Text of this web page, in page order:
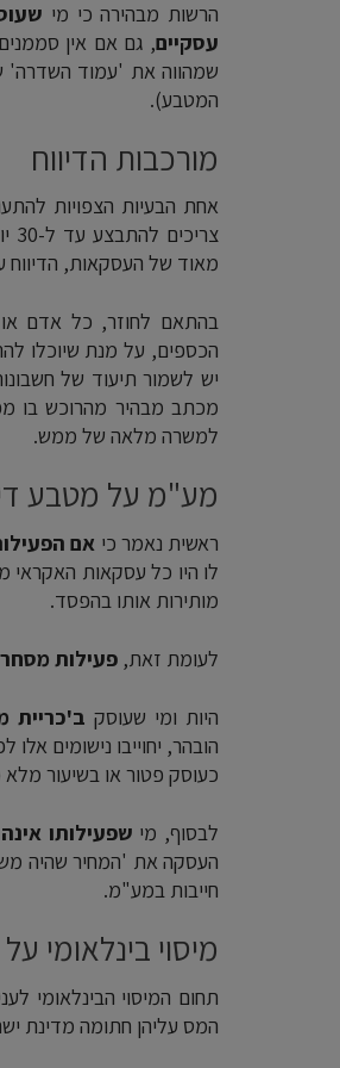
הרשות מבהירה כי מי
עסקיים, גם אם אין
שמהווה את 'עמוד השדרה'
המטבע).
מורכבות הדיווח
אחת הבעיות הצפויות
מאוד של העסקאות, הדיווח
בהתאם לחוזר, כל אדם או
הכספים, על מנת שיוכלו
יש לשמור תיעוד של
מכתב מבהיר מהרוכש בו
למשרה מלאה של ממש.
מע"מ על מטבע
ראשית נאמר כי אם
לו היו כל עסקאות האקראי
מותירות אותו בהפסד.
לעומת זאת, פעילות
היות ומי שעוסק ב'כריית
הובהר, יחוייבו נישומים
כעוסק פטור או בשיעור
לבסוף, מי שפעילותו
חייבות במע"מ.
מיסוי בינלאומי
תחום המיסוי הבינלאומי
המס עליהן חתומה מדינת